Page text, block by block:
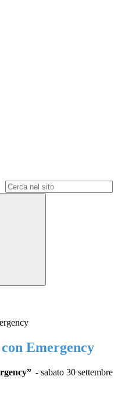
con Emergency
- sabato 30 settembre